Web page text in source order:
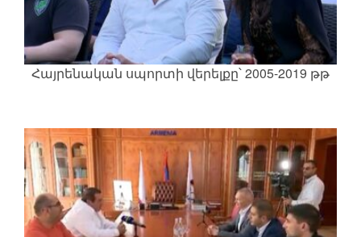
Հայրենական սպորտի վերելքը՝ 2005-2019 թթ